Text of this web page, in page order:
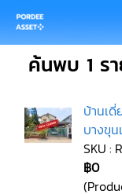
ค้นพบ 1 ร
บ้านเดี่
บางขุ
SKU :
฿0